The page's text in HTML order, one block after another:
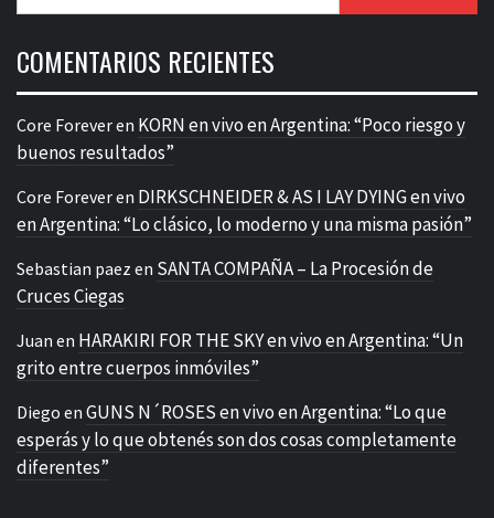
COMENTARIOS RECIENTES
Core Foreveren KORN en vivo en Argentina: “Poco riesgo y
buenos resultados”
Core Foreveren DIRKSCHNEIDER & AS I LAY DYING en vivo
en Argentina: “Lo clásico, lo moderno y una misma pasión”
Sebastian paez en SANTA COMPAÑA – La Procesión de
Cruces Ciegas
Juan en HARAKIRI FOR THE SKY en vivo en Argentina: “Un
grito entre cuerpos inmóviles”
Diego en GUNS N´ROSES en vivo en Argentina: “Lo que
esperás y lo que obtenés son dos cosas completamente
diferentes”